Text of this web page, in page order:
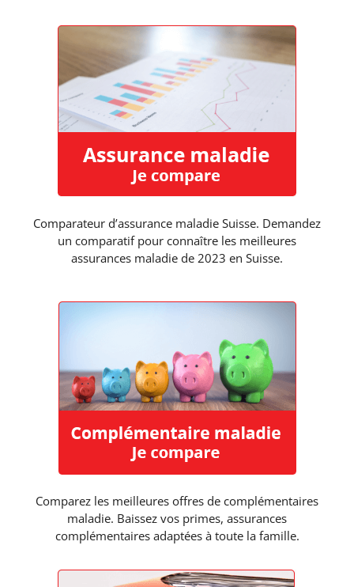
Comparateur d’assurance maladie Suisse. Demandez
un comparatif pour connaître les meilleures
assurances maladie de 2023 en Suisse.
Comparez les meilleures offres de complémentaires
maladie. Baissez vos primes, assurances
complémentaires adaptées à toute la famille.